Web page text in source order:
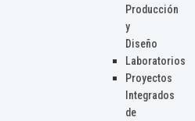
Producción
y
Diseño
Laboratorios
Proyectos
Integrados
de